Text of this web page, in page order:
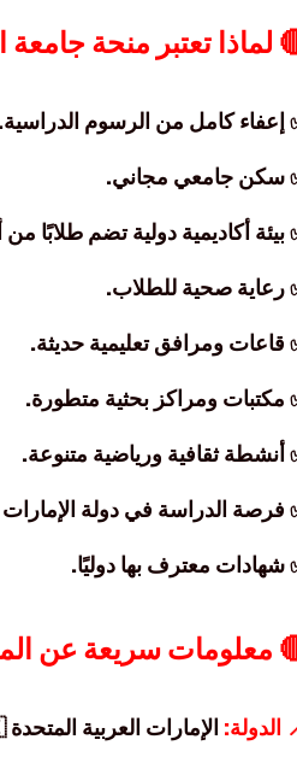
لماذا تعتبر منحة
إعفاء كامل من الرسوم الدراسية.
سكن جامعي مجاني.
بيئة أكاديمية دولية تضم طلابًا من أكثر
رعاية صحية للطلاب.
قاعات ومرافق تعليمية حديثة.
مكتبات ومراكز بحثية متطورة.
أنشطة ثقافية ورياضية متنوعة.
فرصة الدراسة في دولة الإمارات
شهادات معترف بها دوليًا.
معلومات سريعة عن
الدولة: الإمارات العربية المتحدة 🇦🇪